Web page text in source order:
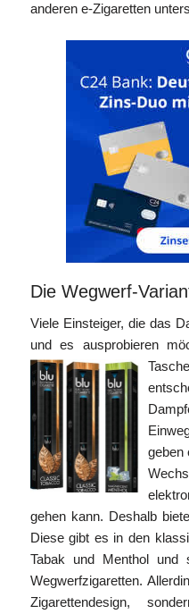
anderen e-Zigaretten
Die Wegwerf-
Viele Einsteiger, die das
und es ausprobieren
geben
gehen kann. Deshalb
Diese gibt es in den
Tabak und Menthol und
Wegwerfzigaretten.
Zigarettendesign,